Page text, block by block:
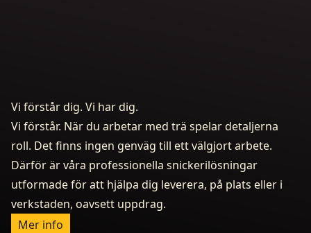
Vi förstår dig. Vi har dig.
Vi förstår. När du arbetar med trä spelar detaljerna
roll. Det finns ingen genväg till ett välgjort arbete.
Därför är våra professionella snickerilösningar
utformade för att hjälpa dig leverera, på plats eller i
verkstaden, oavsett uppdrag.
Mer info